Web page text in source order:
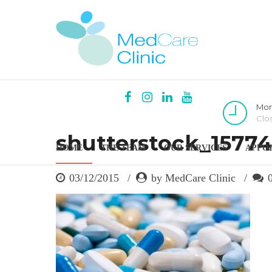
HOME THE TEAM OUR SERVICES
03/12/2015 by MedCare Clinic